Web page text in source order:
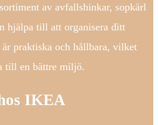
av avfallshinkar, sopkärl
hjälpa till att organisera ditt
praktiska och hållbara, vilket
till en bättre miljö.
IKEA